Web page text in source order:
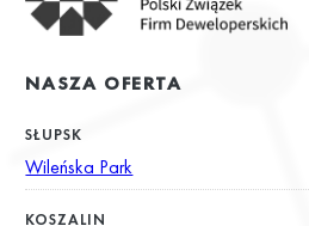
NASZA OFERTA
SŁUPSK
Wileńska Park
KOSZALIN